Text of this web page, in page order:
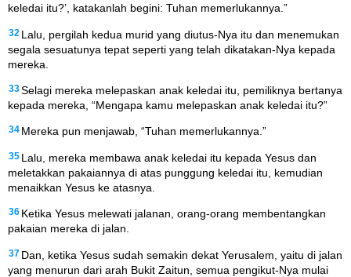
keledai itu?’, katakanlah begini: Tuhan memerlukannya.”
32 Lalu, pergilah kedua murid yang diutus-Nya itu dan menemukan
segala sesuatunya tepat seperti yang telah dikatakan-Nya kepada
mereka.
33Selagi mereka melepaskan anak keledai itu, pemiliknya bertanya
kepada mereka, “Mengapa kamu melepaskan anak keledai itu?”
34 Mereka pun menjawab, “Tuhan memerlukannya.”
35 Lalu, mereka membawa anak keledai itu kepada Yesus dan
meletakkan pakaiannya di atas punggung keledai itu, kemudian
menaikkan Yesus ke atasnya.
36 Ketika Yesus melewati jalanan, orang-orang membentangkan
pakaian mereka di jalan.
37 Dan, ketika Yesus sudah semakin dekat Yerusalem, yaitu di jalan
yang menurun dari arah Bukit Zaitun, semua pengikut-Nya mulai